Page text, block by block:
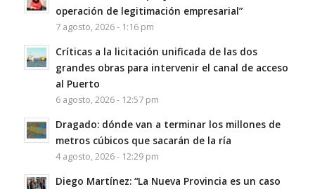
operación de legitimación empresarial”
7 agosto, 2026 - 1:16 pm
Críticas a la licitación unificada de las dos
grandes obras para intervenir el canal de acceso
al Puerto
6 agosto, 2026 - 12:57 pm
Dragado: dónde van a terminar los millones de
metros cúbicos que sacarán de la ría
4 agosto, 2026 - 12:29 pm
Diego Martínez: “La Nueva Provincia es un caso